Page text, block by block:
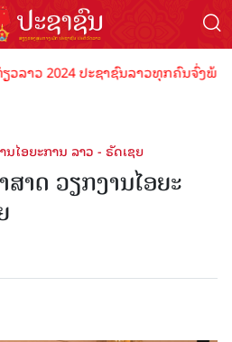
າວ 2024 ປະຊາຊົນລາວທຸກຄົນຈົ່ງພ້ອ
ໄອຍະການ ລາວ - ຣັດເຊຍ
າດ ວຽກງານໄອຍະ